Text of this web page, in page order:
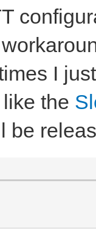
I
the
be